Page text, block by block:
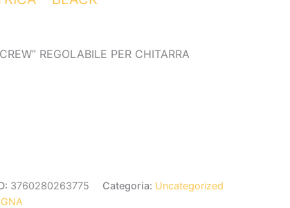
REGOLABILE PER CHITARRA
3760280263775 Categoria: Uncategorized